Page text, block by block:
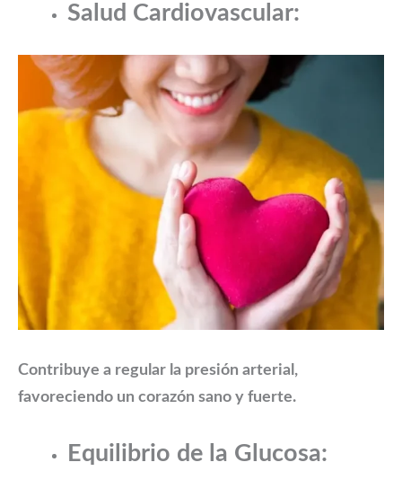
Salud Cardiovascular:
Contribuye a regular la presión arterial,
favoreciendo un corazón sano y fuerte.
Equilibrio de la Glucosa: